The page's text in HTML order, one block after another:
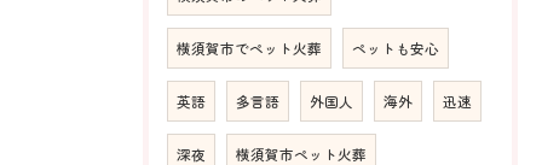
横須賀市でペット火葬 ペットも安心
英語 多言語 外国人 海外 迅速
深夜 横須賀市ペット火葬